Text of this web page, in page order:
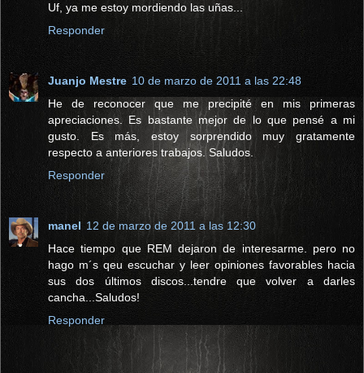
Uf, ya me estoy mordiendo las uñas...
Responder
Juanjo Mestre 10 de marzo de 2011 a las 22:48
He de reconocer que me precipité en mis primeras
apreciaciones. Es bastante mejor de lo que pensé a mi
gusto. Es más, estoy sorprendido muy gratamente
respecto a anteriores trabajos. Saludos.
Responder
manel 12 de marzo de 2011 a las 12:30
Hace tiempo que REM dejaron de interesarme. pero no
hago m´s qeu escuchar y leer opiniones favorables hacia
sus dos últimos discos...tendre que volver a darles
cancha...Saludos!
Responder